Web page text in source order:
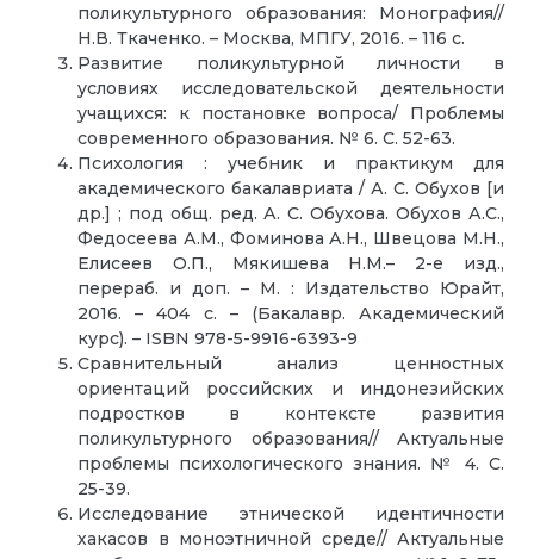
поликультурного образования: Монография//
Н.В. Ткаченко. – Москва, МПГУ, 2016. – 116 с.
Развитие поликультурной личности в
условиях исследовательской деятельности
учащихся: к постановке вопроса/ Проблемы
современного образования. № 6. С. 52-63.
Психология : учебник и практикум для
академического бакалавриата / А. С. Обухов [и
др.] ; под общ. ред. А. С. Обухова. Обухов А.С.,
Федосеева А.М., Фоминова А.Н., Швецова М.Н.,
Елисеев О.П., Мякишева Н.М.– 2-е изд.,
перераб. и доп. – М. : Издательство Юрайт,
2016. – 404 с. – (Бакалавр. Академический
курс). – ISBN 978-5-9916-6393-9
Сравнительный анализ ценностных
ориентаций российских и индонезийских
подростков в контексте развития
поликультурного образования// Актуальные
проблемы психологического знания. № 4. С.
25-39.
Исследование этнической идентичности
хакасов в моноэтничной среде// Актуальные